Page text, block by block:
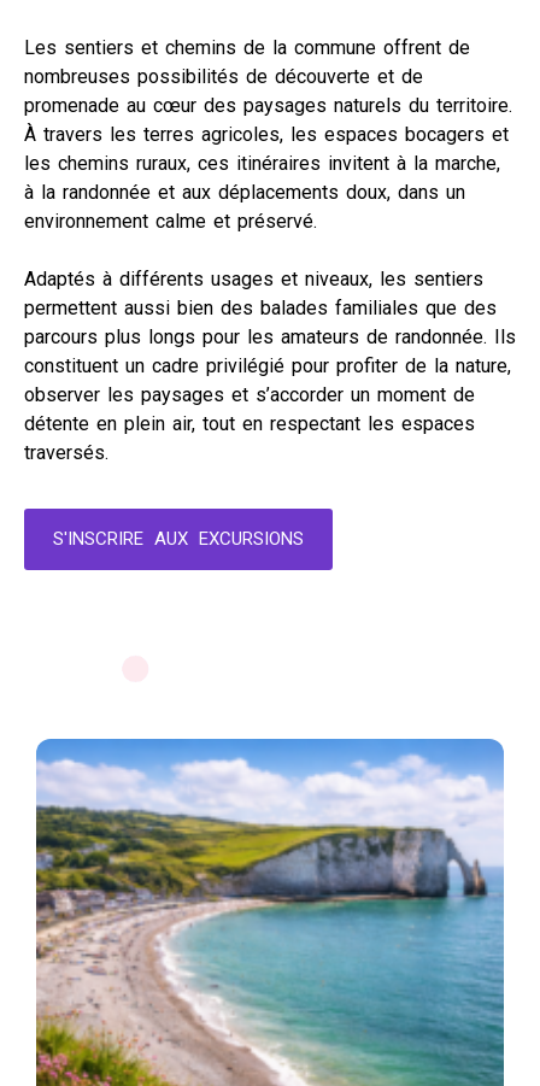
Les sentiers et chemins de la commune offrent de
nombreuses possibilités de découverte et de
promenade au cœur des paysages naturels du territoire.
À travers les terres agricoles, les espaces bocagers et
les chemins ruraux, ces itinéraires invitent à la marche,
à la randonnée et aux déplacements doux, dans un
environnement calme et préservé.
Adaptés à différents usages et niveaux, les sentiers
permettent aussi bien des balades familiales que des
parcours plus longs pour les amateurs de randonnée. Ils
constituent un cadre privilégié pour profiter de la nature,
observer les paysages et s’accorder un moment de
détente en plein air, tout en respectant les espaces
traversés.
S'INSCRIRE AUX EXCURSIONS